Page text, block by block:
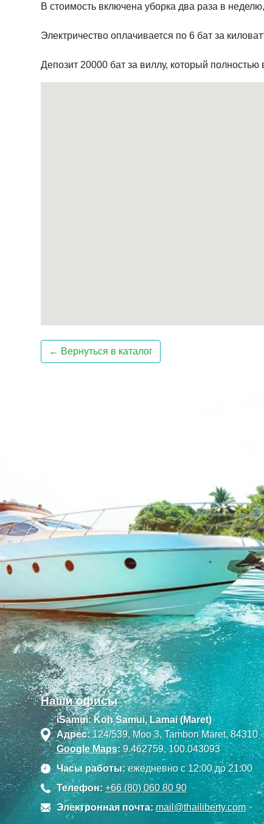
В стоимость включена уборка два раза в
Электричество оплачивается по 6 бат за
Депозит 20000 бат за виллу, который
← Вернуться в каталог
Наши офисы
iSamui: Koh Samui, Lamai (Maret)
Адрес:124/539, Moo 3, Tambon Maret, 84310
Google Maps: 9.462759, 100.043093
Часы работы:ежедневно с 12:00 до 21:00
Телефон: +66 (80) 060 80 90
Электронная почта: mail@thailiberty.com